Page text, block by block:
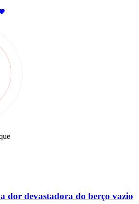
dor devastadora do berço vazio